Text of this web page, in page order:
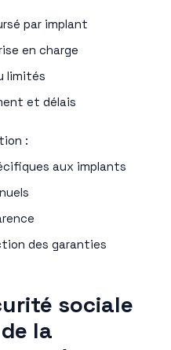
par implant
en charge
limités
et délais
:
aux implants
des garanties
sociale
la